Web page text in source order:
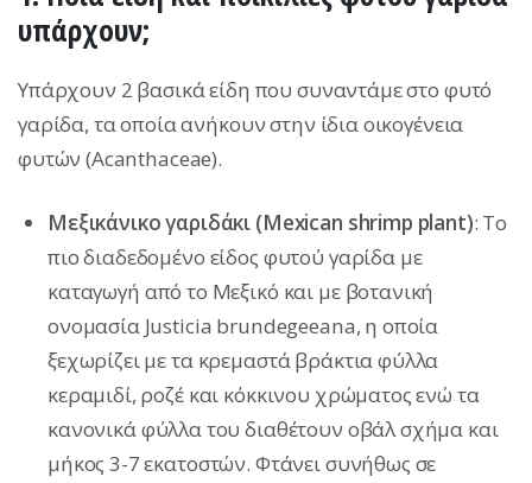
υπάρχουν;
Υπάρχουν 2 βασικά είδη που συναντάμε στο φυτό
γαρίδα, τα οποία ανήκουν στην ίδια οικογένεια
φυτών (Acanthaceae).
Μεξικάνικο γαριδάκι (Mexican shrimp plant): Το
πιο διαδεδομένο είδος φυτού γαρίδα με
καταγωγή από το Μεξικό και με βοτανική
ονομασία Justicia brundegeeana, η οποία
ξεχωρίζει με τα κρεμαστά βράκτια φύλλα
κεραμιδί, ροζέ και κόκκινου χρώματος ενώ τα
κανονικά φύλλα του διαθέτουν οβάλ σχήμα και
μήκος 3-7 εκατοστών. Φτάνει συνήθως σε